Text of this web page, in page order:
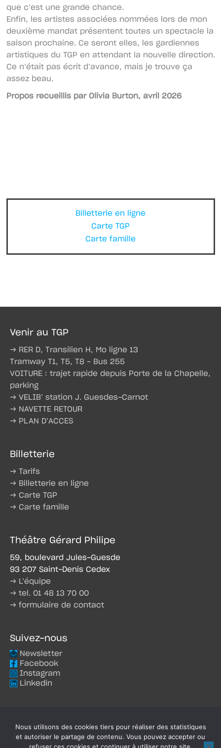
Billetterie en ligne
Carte TGP
Carte famille
que c’est une grande chance.
Enfin, les artistes associées nommées lors de mon
deuxième mandat présentent toutes un spectacle la
saison prochaine. Ce seront elles, les gardiennes
artistiques du TGP en attendant la nouvelle direction.
Ce n’était pas écrit d’avance, mais je trouve ça
assez beau.
Propos recueillis par Olivia Burton, avril 2026
Venir au TGP
→ RER D, Transilien H, Mo ligne 13
Tramway T1, T5, T8 – Bus 255
VOITURE : trajet rapide depuis Porte de la Chapelle,
parking
→ VELIB’ station J. Guesdes-Carnot
→ NAVETTE RETOUR
→ PLAN D’ACCES
Billetterie
→ Tarifs
→ Billetterie en ligne
→ Carte TGP
→ Carte famille
Théâtre Gérard Philipe
59, boulevard Jules-Guesde
93 207 Saint-Denis Cedex
→ L’équipe
→ tel. 01 48 13 70 00
→ formulaire de contact
Suivez-nous
Newsletter
Facebook
Instagram
Linkedin
TGP - Centre dramatique national de Saint-Denis -
Nous utilisons des cookies tiers pour réaliser des statistiques
et autoriser le partage de contenu. Vous pouvez accepter ou